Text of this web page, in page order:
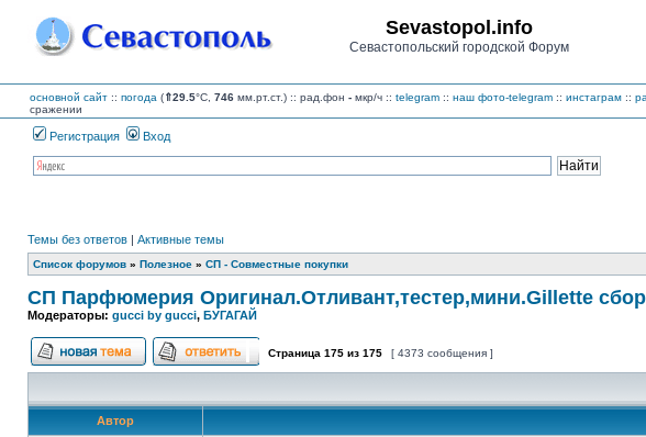
Sevastopol.info
Севастопольский городской Форум
основной сайт :: погода (⇑29.5°C, 746 мм.рт.ст.) :: рад.фон - мкр/ч :: telegram :: наш фото-telegram :: инстаграм ::
сражении
Регистрация Вход
Темы без ответов | Активные темы
Список форумов » Полезное » СП - Совместные покупки
СП Парфюмерия Оригинал.Отливант,тестер,мини.Gillette сбор
Модераторы: gucci by gucci, БУГАГАЙ
Начать новую тему Ответить на тему
Страница 175 из 175 [ 4373 сообщения ]
Автор